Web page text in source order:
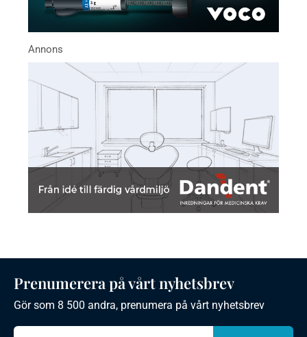
Prenumerera på vårt nyhetsbrev
Gör som 8 500 andra, prenumera på vårt nyhetsbrev